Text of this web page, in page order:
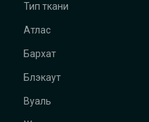
Тип ткани
Атлас
Бархат
Блэкаут
Вуаль